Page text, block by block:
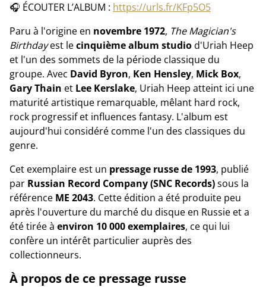
🎧 ÉCOUTER L’ALBUM : https://urls.fr/KFp5O5
Paru à l'origine en novembre 1972, The Magician's
Birthdayest lecinquième album studiod'Uriah Heep
et l'un des sommets de la période classique du
groupe. Avec David Byron, Ken Hensley, Mick Box,
Gary Thain et Lee Kerslake, Uriah Heep atteint ici une
maturité artistique remarquable, mêlant hard rock,
rock progressif et influences fantasy. L'album est
aujourd'hui considéré comme l'un des classiques du
genre.
Cet exemplaire est un pressage russe de 1993, publié
par Russian Record Company (SNC Records)sous la
référence ME 2043. Cette édition a été produite peu
après l'ouverture du marché du disque en Russie et a
été tirée à environ 10 000 exemplaires, ce qui lui
confère un intérêt particulier auprès des
collectionneurs.
À propos de ce pressage russe